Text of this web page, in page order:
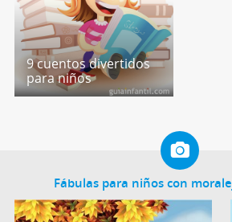
9 cuentos divertidos
para niños
Fábulas para niños con